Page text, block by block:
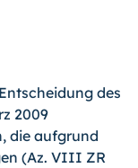
des
2009
die aufgrund
(Az. VIII ZR